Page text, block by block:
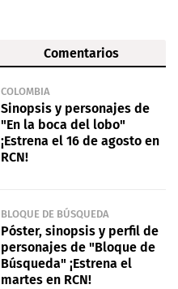
Comentarios
COLOMBIA
Sinopsis y personajes de
"En la boca del lobo"
¡Estrena el 16 de agosto en
RCN!
BLOQUE DE BÚSQUEDA
Póster, sinopsis y perfil de
personajes de "Bloque de
Búsqueda" ¡Estrena el
martes en RCN!